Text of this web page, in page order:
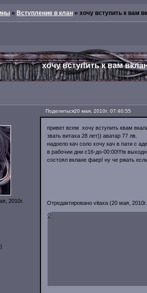
»Вступление в клан »хочу вступить к вам
хочу вступить к вам
Поделиться20 мая, 2010г. 07:40:55
2010г.
привет всем хочу вступить квам
звать витаха 28 лет)) аватар 77 лв.
надоело кач соло хочу кач в пати с
в рабочии дни с16-до-00:00!!!!в
состоял вклане фаер! ну че ржать
Отредактировано vitaxa (20 мая,
0